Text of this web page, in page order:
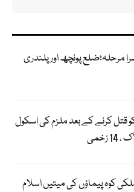
مرحلہ؛ضلع پونچھ اور پلندری
کو قتل کرنے کے بعد ملزم کی اسکول
حادثہ،5غیرملکی کوہ پیماؤں کی میتیں اسلام